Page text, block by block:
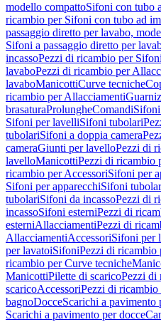
modello compattoSifoni con tubo
ricambio per Sifoni con tubo ad
passaggio diretto per lavabo,
Sifoni a passaggio diretto per
incassoPezzi di ricambio per
lavaboPezzi di ricambio per
lavaboManicottiCurve tecniche
ricambio per Allacciamenti
brasaturaProlungheComandi
Sifoni per lavelliSifoni tubolari
tubolariSifoni a doppia camera
cameraGiunti per lavelloPezzi di
lavelloManicottiPezzi di ricambio
ricambio per AccessoriSifoni per
Sifoni per apparecchiSifoni
tubolariSifoni da incassoPezzi di
incassoSifoni esterniPezzi di
esterniAllacciamentiPezzi di
AllacciamentiAccessoriSifoni per
per lavatoiSifoniPezzi di ricambio
ricambio per Curve tecniche
ManicottiPilette di scaricoPezzi di
scaricoAccessoriPezzi di ricambio
bagnoDocceScarichi a pavimento
Scarichi a pavimento per docce